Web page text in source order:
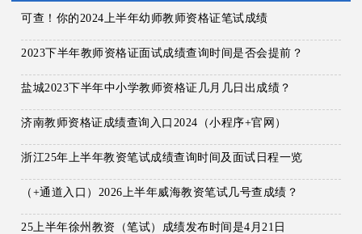
可查！你的2024上半年幼师教师资格证笔试成绩
2023下半年教师资格证面试成绩查询时间是否会提前？
盐城2023下半年中小学教师资格证几月几日出成绩？
济南教师资格证成绩查询入口2024（小程序+官网）
浙江25年上半年教资笔试成绩查询时间及面试日程一览
（+通道入口）2026上半年威海教资笔试几号查成绩？
25上半年徐州教资（笔试）成绩发布时间是4月21日